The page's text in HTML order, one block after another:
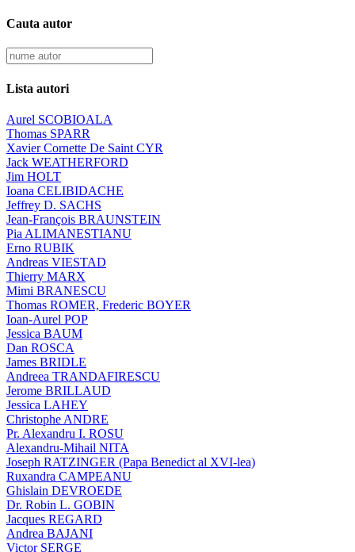
Cauta autor
Lista autori
Aurel SCOBIOALA
Thomas SPARR
Xavier Cornette De Saint CYR
Jack WEATHERFORD
Jim HOLT
Ioana CELIBIDACHE
Jeffrey D. SACHS
Jean-François BRAUNSTEIN
Pia ALIMANESTIANU
Erno RUBIK
Andreas VIESTAD
Thierry MARX
Mimi BRANESCU
Thomas ROMER, Frederic BOYER
Ioan-Aurel POP
Jessica BAUM
Dan ROSCA
James BRIDLE
Andreea TRANDAFIRESCU
Jerome BRILLAUD
Jessica LAHEY
Christophe ANDRE
Pr. Alexandru I. ROSU
Alexandru-Mihail NITA
Joseph RATZINGER (Papa Benedict al XVI-lea)
Ruxandra CAMPEANU
Ghislain DEVROEDE
Dr. Robin L. GOBIN
Jacques REGARD
Andrea BAJANI
Victor SERGE